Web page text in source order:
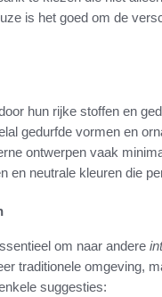
is het goed om de
hun rijke stoffen en
gedurfde vormen en
ontwerpen vaak
en neutrale kleuren die
om naar andere
traditionele omgeving,
suggesties: